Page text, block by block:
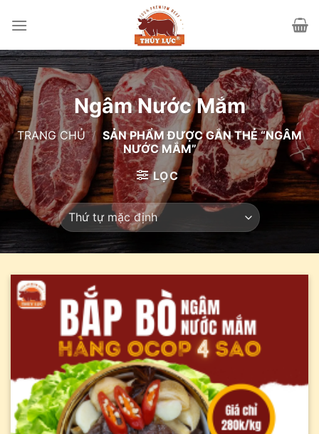
Ngâm Nước Mắm
TRANG CHỦ / SẢN PHẨM ĐƯỢC GẮN THẺ “NGÂM
NƯỚC MẮM”
LỌC